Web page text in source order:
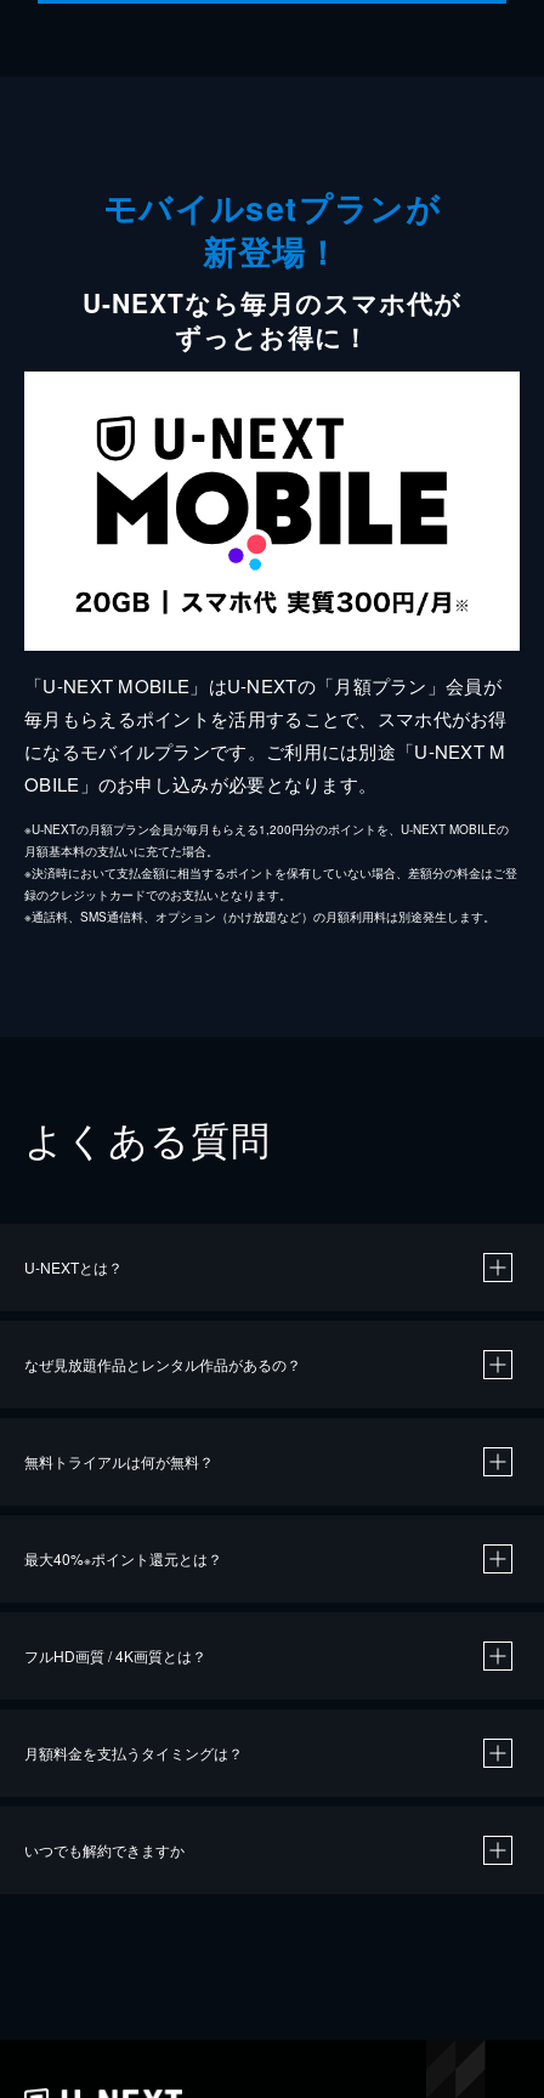
モバイルsetプランが
新登場！
U-NEXTなら毎月のスマホ代が
ずっとお得に！
「U-NEXT MOBILE」はU-NEXTの「月額プラン」会員が
毎月もらえるポイントを活用することで、スマホ代がお得
になるモバイルプランです。ご利用には別途「U-NEXT M
OBILE」のお申し込みが必要となります。
※U-NEXTの月額プラン会員が毎月もらえる1,200円分のポイントを、U-NEXT MOBILEの
月額基本料の支払いに充てた場合。
※決済時において支払金額に相当するポイントを保有していない場合、差額分の料金はご登
録のクレジットカードでのお支払いとなります。
※通話料、SMS通信料、オプション（かけ放題など）の月額利用料は別途発生します。
よくある質問
U-NEXTとは？
なぜ見放題作品とレンタル作品があるの？
無料トライアルは何が無料？
最大40%※ポイント還元とは？
※40％ポイント還元の対象は、クレジットカード決済による作品の購入 / レンタルです。
iOSアプリのUコイン決済による作品の購入 / レンタルは、20％のポイント還元です。
フルHD画質 / 4K画質とは？
月額料金を支払うタイミングは？
いつでも解約できますか